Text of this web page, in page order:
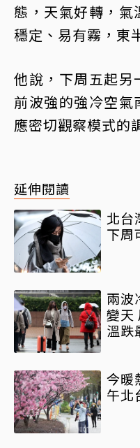
態，天氣好轉，氣
穩定、易有霧，東
他說，下周五起另
前波強的強冷空氣
應密切觀察模式的
延伸閱讀
北台
下周
兩波
變天
溫跌
今暖
午北